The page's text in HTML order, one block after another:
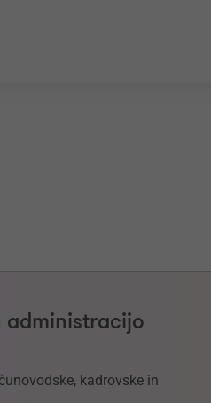
administracijo
kadrovske in